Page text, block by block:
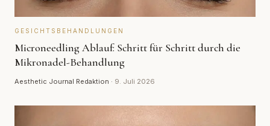
GESICHTSBEHANDLUNGEN
Microneedling Ablauf: Schritt für Schritt durch die
Mikronadel-Behandlung
Aesthetic Journal Redaktion · 9. Juli 2026